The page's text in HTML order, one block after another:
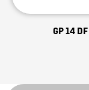
GP 14 DF